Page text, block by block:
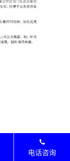
电话咨询